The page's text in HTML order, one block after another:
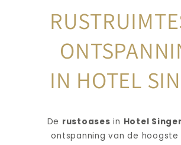
IN HOTEL
De rustoases in Hotel Singer
ontspanning van de hoogste